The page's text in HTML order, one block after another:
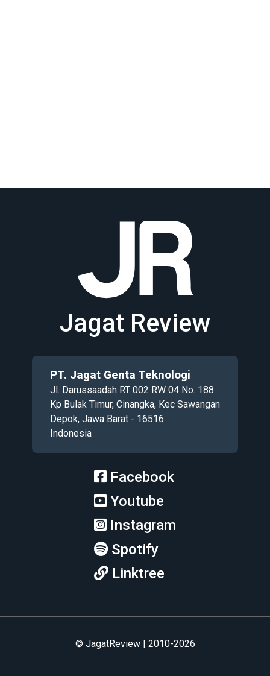
Jagat Review
PT. Jagat Genta Teknologi
Jl. Darussaadah RT 002 RW 04 No. 188
Kp Bulak Timur, Cinangka, Kec Sawangan
Depok, Jawa Barat - 16516
Indonesia
Facebook
Youtube
Instagram
Spotify
Linktree
© JagatReview | 2010-2026